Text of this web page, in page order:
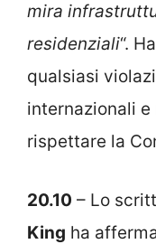
mira
residenziali“.
qualsiasi
internazionali e
rispettare la
20.10 – Lo
King ha